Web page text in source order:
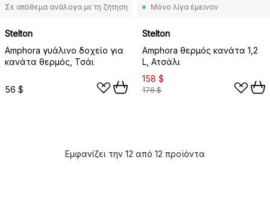
Σε απόθεμα ανάλογα με τη ζήτηση
Stelton
Amphora γυάλινο δοχείο για
κανάτα θερμός, Τσάι
56 $
Μόνο λίγα έμειναν
Stelton
Amphora θερμός κανάτα 1,2
L, Ατσάλι
158 $
176 $
Εμφανίζει την 12 από 12 προϊόντα